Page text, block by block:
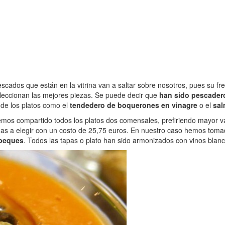
que están en la vitrina van a saltar sobre nosotros, pues su
las mejores piezas. Se puede decir que han sido
los platos como el tendedero de boquerones en vinagre o el
compartido todos los platos dos comensales, prefiriendo
a elegir con un costo de 25,75 euros. En nuestro caso hemos
. Todos las tapas o plato han sido armonizados con vinos